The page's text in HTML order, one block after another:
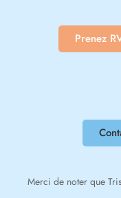
Prenez
Merci de noter que